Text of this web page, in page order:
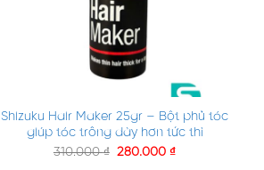
Shizuku Hair Maker 25gr – Bột phủ tóc
giúp tóc trông dày hơn tức thì
310.000₫ 280.000₫